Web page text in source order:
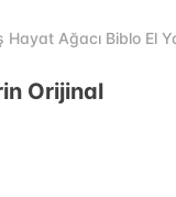
Ağacı Biblo El
Orijinal